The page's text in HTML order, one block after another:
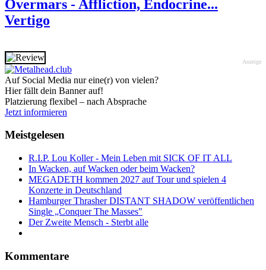
Overmars - Affliction, Endocrine...
Vertigo
Anzeige
Auf Social Media nur eine(r) von vielen?
Hier fällt dein Banner auf!
Platzierung flexibel – nach Absprache
Jetzt informieren
Meistgelesen
R.I.P. Lou Koller - Mein Leben mit SICK OF IT ALL
In Wacken, auf Wacken oder beim Wacken?
MEGADETH kommen 2027 auf Tour und spielen 4
Konzerte in Deutschland
Hamburger Thrasher DISTANT SHADOW veröffentlichen
Single „Conquer The Masses"
Der Zweite Mensch - Sterbt alle
Kommentare